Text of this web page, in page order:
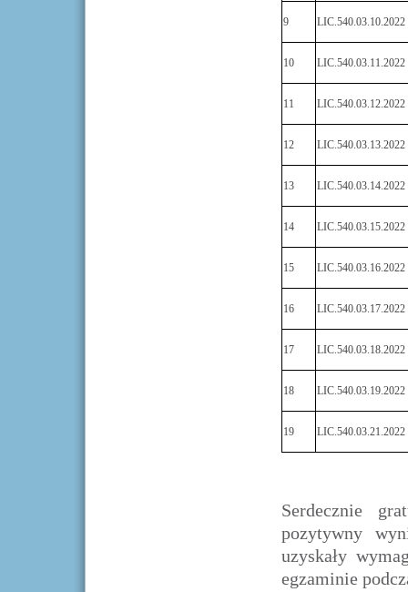
9 LIC.540.03.10.2022
10 LIC.540.03.11.2022
11 LIC.540.03.12.2022
12 LIC.540.03.13.2022
13 LIC.540.03.14.2022
14 LIC.540.03.15.2022
15 LIC.540.03.16.2022
16 LIC.540.03.17.2022
17 LIC.540.03.18.2022
18 LIC.540.03.19.2022
19 LIC.540.03.21.2022
Serdecznie
pozytywny
uzyskały
egzaminie